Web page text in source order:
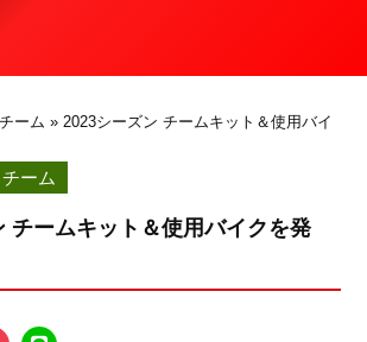
チーム » 2023シーズン チームキット＆使用バイ
チーム
チームキット＆使用バイクを発